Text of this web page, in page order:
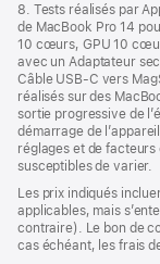
8. Tests réalisés par
de MacBook Pro 14
10 cœurs, GPU 10
avec un Adaptateur
Câble USB-C vers
réalisés sur des
sortie progressive de
démarrage de
réglages et de
susceptibles de varier.
Les prix indiqués
applicables, mais
contraire). Le bon de
cas échéant, les frais